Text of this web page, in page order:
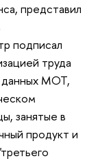
представил
подписал
труда
МОТ,
занятые в
продукт и